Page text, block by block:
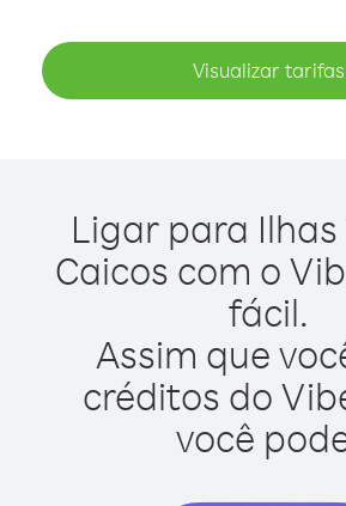
Visualizar tarifas
Ligar para Ilhas
Caicos com o
fácil.
Assim que
créditos do
você